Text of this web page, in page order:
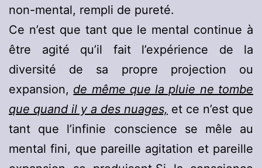
non-mental, rempli de pureté.
Ce n’est que tant que le mental continue à
être agité qu’il fait l’expérience de la
diversité de sa propre projection ou
expansion, de même que la pluie ne tombe
que quand il y a des nuages, et ce n’est que
tant que l’infinie conscience se mêle au
mental fini, que pareille agitation et pareille